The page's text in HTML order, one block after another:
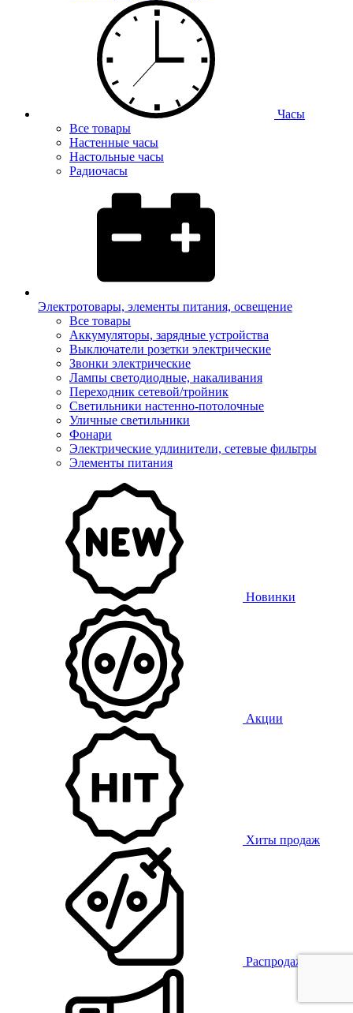
Часы
Все товары
Настенные часы
Настольные часы
Радиочасы
Электротовары, элементы питания, освещение
Все товары
Аккумуляторы, зарядные устройства
Выключатели розетки электрические
Звонки электрические
Лампы светодиодные, накаливания
Переходник сетевой/тройник
Светильники настенно-потолочные
Уличные светильники
Фонари
Электрические удлинители, сетевые фильтры
Элементы питания
Новинки
Акции
Хиты продаж
Распродажа